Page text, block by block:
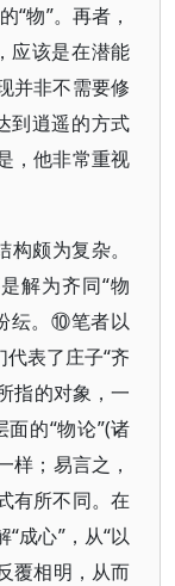
“物”。再者，
应该是在潜能
并非不需要修
到逍遥的方式
，他非常重视
颇为复杂。
解为齐同“物
纭。⑩笔者以
表了庄子“齐
指的对象，一
的“物论”(诸
样；易言之，
有所不同。在
成心”，从“以
覆相明，从而